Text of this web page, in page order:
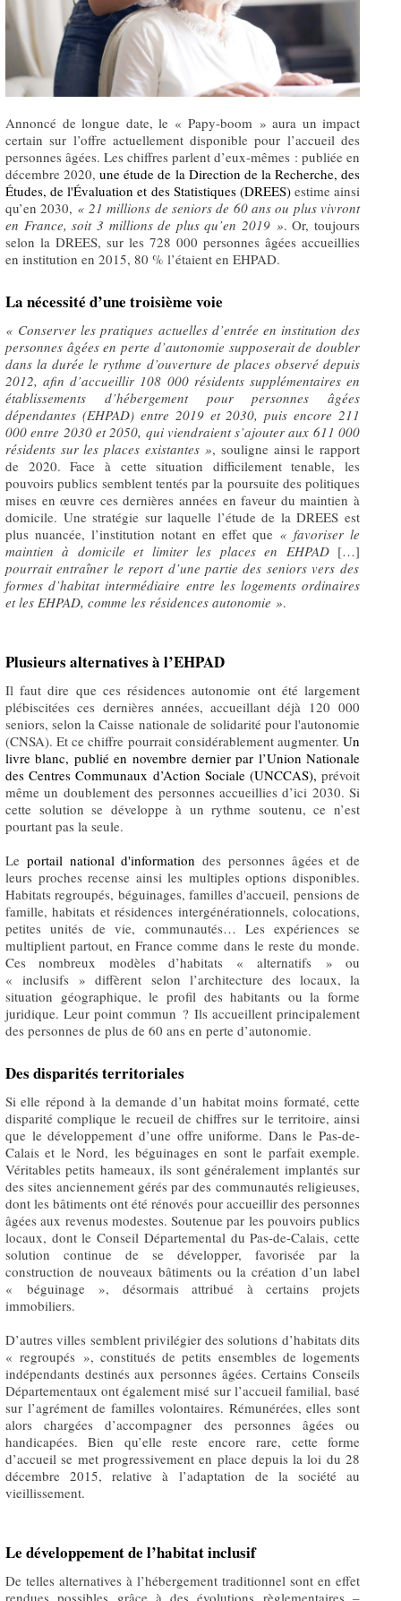
Annoncé de longue date, le « Papy-boom » aura un impact
certain sur l’offre actuellement disponible pour l’accueil des
personnes âgées. Les chiffres parlent d’eux-mêmes : publiée en
décembre 2020,une étude de la Direction de la Recherche, des
Études, de l'Évaluation et des Statistiques (DREES)estime ainsi
qu’en 2030, « 21 millions de seniors de 60 ans ou plus vivront
en France, soit 3 millions de plus qu’en 2019 ». Or, toujours
selon la DREES, sur les 728 000 personnes âgées accueillies
en institution en 2015, 80 % l’étaient en EHPAD.
La nécessité d’une troisième voie
« Conserver les pratiques actuelles d’entrée en institution des
personnes âgées en perte d’autonomie supposerait de doubler
dans la durée le rythme d’ouverture de places observé depuis
2012, afin d’accueillir 108 000 résidents supplémentaires en
établissements d’hébergement pour personnes âgées
dépendantes (EHPAD) entre 2019 et 2030, puis encore 211
000 entre 2030 et 2050, qui viendraient s’ajouter aux 611 000
résidents sur les places existantes », souligne ainsi le rapport
de 2020. Face à cette situation difficilement tenable, les
pouvoirs publics semblent tentés par la poursuite des politiques
mises en œuvre ces dernières années en faveur du maintien à
domicile. Une stratégie sur laquelle l’étude de la DREES est
plus nuancée, l’institution notant en effet que « favoriser le
maintien à domicile et limiter les places en EHPAD […]
pourrait entraîner le report d’une partie des seniors vers des
formes d’habitat intermédiaire entre les logements ordinaires
et les EHPAD, comme les résidences autonomie ».
Plusieurs alternatives à l’EHPAD
Il faut dire que ces résidences autonomie ont été largement
plébiscitées ces dernières années, accueillant déjà 120 000
seniors, selon la Caisse nationale de solidarité pour l'autonomie
(CNSA). Et ce chiffre pourrait considérablement augmenter. Un
livre blanc, publié en novembre dernier par l’Union Nationale
des Centres Communaux d’Action Sociale (UNCCAS), prévoit
même un doublement des personnes accueillies d’ici 2030. Si
cette solution se développe à un rythme soutenu, ce n’est
pourtant pas la seule.
Le portail national d'information des personnes âgées et de
leurs proches recense ainsi les multiples options disponibles.
Habitats regroupés, béguinages, familles d'accueil, pensions de
famille, habitats et résidences intergénérationnels, colocations,
petites unités de vie, communautés… Les expériences se
multiplient partout, en France comme dans le reste du monde.
Ces nombreux modèles d’habitats « alternatifs » ou
« inclusifs » diffèrent selon l’architecture des locaux, la
situation géographique, le profil des habitants ou la forme
juridique. Leur point commun ? Ils accueillent principalement
des personnes de plus de 60 ans en perte d’autonomie.
Des disparités territoriales
Si elle répond à la demande d’un habitat moins formaté, cette
disparité complique le recueil de chiffres sur le territoire, ainsi
que le développement d’une offre uniforme. Dans le Pas-de-
Calais et le Nord, les béguinages en sont le parfait exemple.
Véritables petits hameaux, ils sont généralement implantés sur
des sites anciennement gérés par des communautés religieuses,
dont les bâtiments ont été rénovés pour accueillir des personnes
âgées aux revenus modestes. Soutenue par les pouvoirs publics
locaux, dont le Conseil Départemental du Pas-de-Calais, cette
solution continue de se développer, favorisée par la
construction de nouveaux bâtiments ou la création d’un label
« béguinage », désormais attribué à certains projets
immobiliers.
D’autres villes semblent privilégier des solutions d’habitats dits
« regroupés », constitués de petits ensembles de logements
indépendants destinés aux personnes âgées. Certains Conseils
Départementaux ont également misé sur l’accueil familial, basé
sur l’agrément de familles volontaires. Rémunérées, elles sont
alors chargées d’accompagner des personnes âgées ou
handicapées. Bien qu’elle reste encore rare, cette forme
d’accueil se met progressivement en place depuis la loi du 28
décembre 2015, relative à l’adaptation de la société au
vieillissement.
Le développement de l’habitat inclusif
De telles alternatives à l’hébergement traditionnel sont en effet
rendues possibles grâce à des évolutions règlementaires –